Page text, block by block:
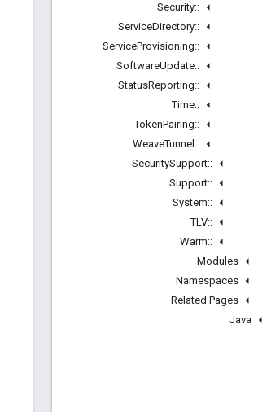
::
Security
::
ServiceDirectory
::
ServiceProvisioning
::
SoftwareUpdate
::
StatusReporting
::
Time
::
TokenPairing
::
WeaveTunnel
::
SecuritySupport
::
Support
::
System
::
TLV
::
Warm
Modules
Namespaces
Related Pages
Java